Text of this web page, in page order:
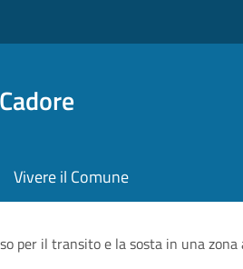
Vivere il Comune
per il transito e la sosta in una